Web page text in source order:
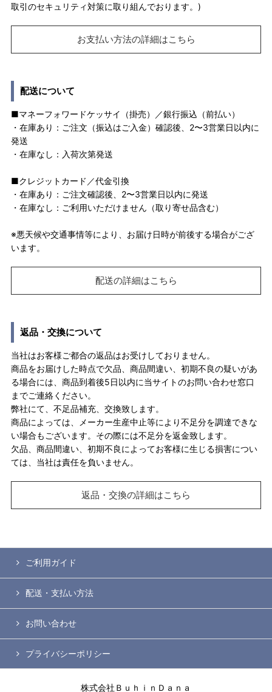
取引のセキュリティ対策に取り組んでおります。)
お支払い方法の詳細はこちら
配送について
■マネーフォワードケッサイ（掛売）／銀行振込（前払い）
・在庫あり：ご注文（振込はご入金）確認後、2〜3営業日以内に
発送
・在庫なし：入荷次第発送
■クレジットカード／代金引換
・在庫あり：ご注文確認後、2〜3営業日以内に発送
・在庫なし：ご利用いただけません（取り寄せ品含む）
※悪天候や交通事情等により、お届け日時が前後する場合がござ
います。
配送の詳細はこちら
返品・交換について
当社はお客様ご都合の返品はお受けしておりません。
商品をお届けした時点で欠品、商品間違い、初期不良の疑いがあ
る場合には、商品到着後5日以内に当サイトのお問い合わせ窓口
までご連絡ください。
弊社にて、不足品補充、交換致します。
商品によっては、メーカー生産中止等により不足分を調達できな
い場合もございます。その際には不足分を返金致します。
欠品、商品間違い、初期不良によってお客様に生じる損害につい
ては、当社は責任を負いません。
返品・交換の詳細はこちら
ご利用ガイド
配送・支払い方法
お問い合わせ
プライバシーポリシー
株式会社ＢｕｈｉｎＤａｎａ